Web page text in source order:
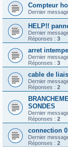
Compteur
Dernier
HELP!!
Dernier
Réponses : 3
arret
Dernier
Réponses : 3
cable de
Dernier
Réponses : 2
SONDES
Dernier
Réponses : 2
connection
Dernier
Réponses : 2